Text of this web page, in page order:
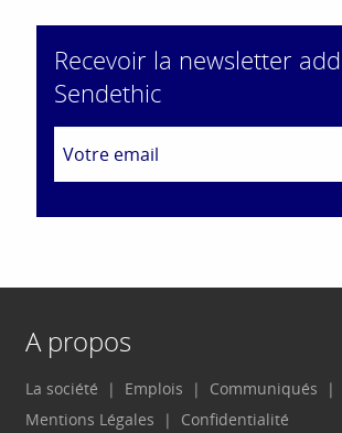
Recevoir la newsletter
Sendethic
A propos
La société Emplois Communiqués
Mentions Légales
Confidentialité